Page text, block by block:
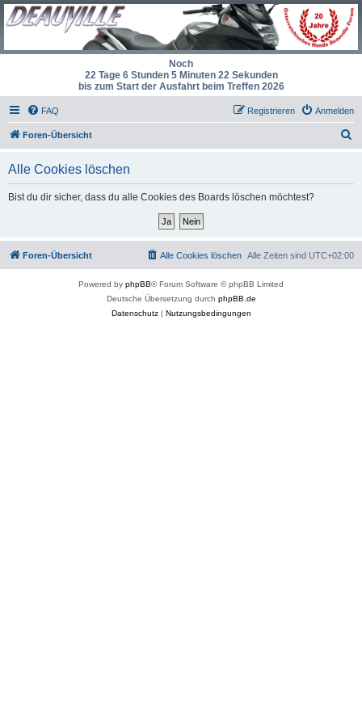
Noch
22 Tage 6 Stunden 5 Minuten 22 Sekunden
bis zum Start der Ausfahrt beim Treffen 2026
FAQ Anmelden
Registrieren
Foren-Übersicht
Alle Cookies löschen
Bist du dir sicher, dass du alle Cookies des Boards löschen möchtest?
Foren-Übersicht Alle Zeiten sind UTC+02:00
Alle Cookies löschen
Powered by phpBB® Forum Software © phpBB Limited
Deutsche Übersetzung durch phpBB.de
Datenschutz| Nutzungsbedingungen